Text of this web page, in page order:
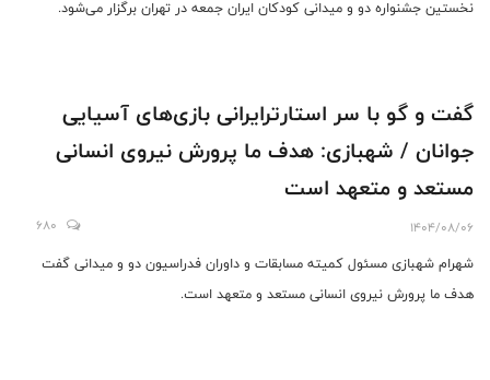
نخستین جشنواره دو و میدانی کودکان ایران جمعه در تهران برگزار می‌شود.
گفت و گو با سر استارترایرانی بازی‌های آسیایی
جوانان / شهبازی: هدف ما پرورش نیروی انسانی
مستعد و متعهد است
1404/08/06
680
شهرام شهبازی مسئول کمیته مسابقات و داوران فدراسیون دو و میدانی گفت
هدف ما پرورش نیروی انسانی مستعد و متعهد است.